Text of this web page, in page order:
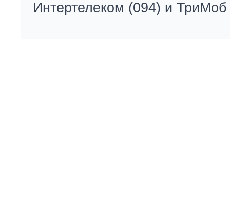
Интертелеком (094) и ТриМоб